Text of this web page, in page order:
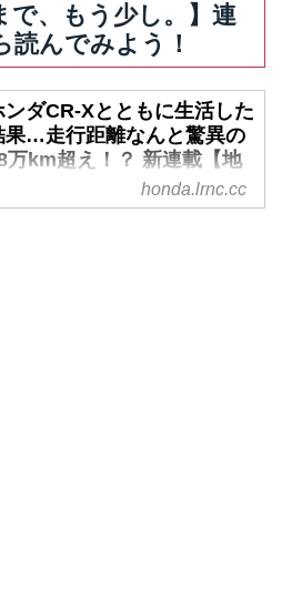
で、もう少し。】連
読んでみよう！
ンダCR-Xとともに生活した
果…走行距離なんと驚異の
万km超え！？ 新連載【地
に帰るまで、もう少し。】
タート！ - A Little Honda |
honda.lrnc.cc